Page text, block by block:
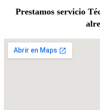
Prestamos servicio